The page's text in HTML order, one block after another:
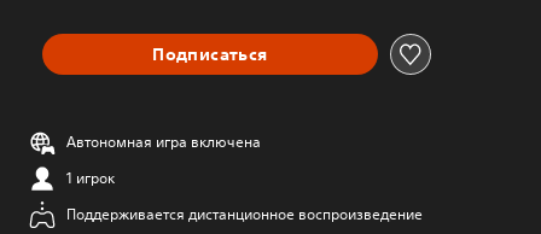
Подписаться
Автономная игра включена
1 игрок
Поддерживается дистанционное воспроизведение